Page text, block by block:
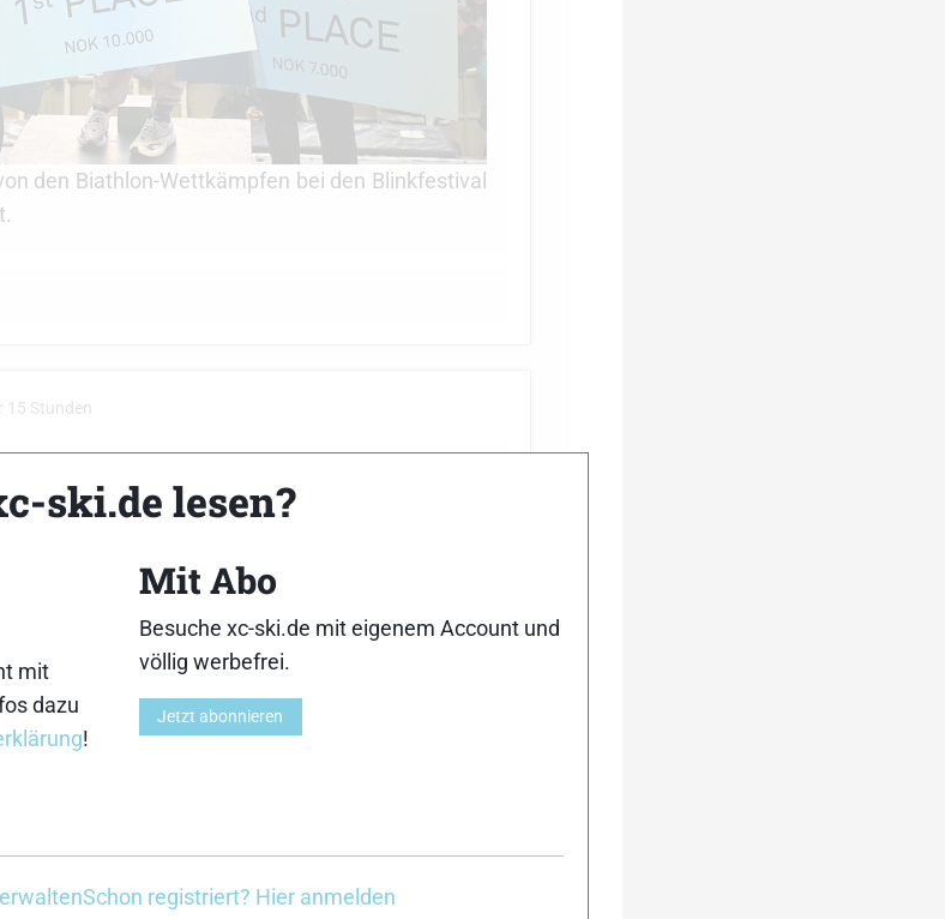
den Biathlon-Wettkämpfen bei den Blinkfestival
15 Stunden
im Rahmen des Blink-Festivals 2026
D
[…]
vor einem Tag
ski.de lesen?
mit
dazu
!
Mit Abo
Besuche xc-ski.de mit eigenem Account und
völlig werbefrei.
Jetzt abonnieren
Schon registriert? Hier anmelden